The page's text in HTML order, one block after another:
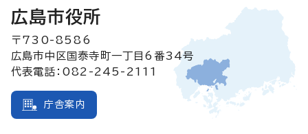
広島市役所
〒730-8586
広島市中区国泰寺町一丁目6番34号
代表電話：082-245-2111
庁舎案内